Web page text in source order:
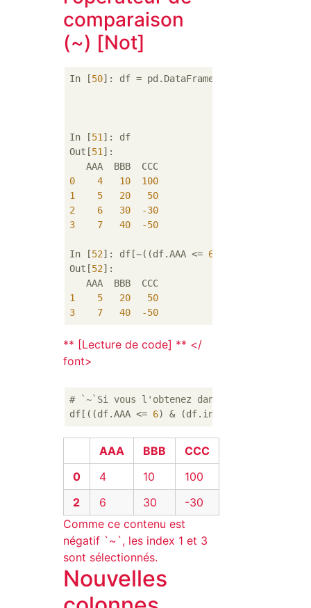
comparaison
(~) [Not]
In [50]: df = pd.DataFrame({
In [51 ]: df
Out[51 ]:
0
4 10
100
1
5 20
50
2
6 30
-30
3
7 40 -50
In [52]: df[~((df.AAA <= 6
Out[52]:
1
5 20
50
3
7 40 -50
** [Lecture de code] ** </
font>
# `~`Si vous l'obtenez dans la condition
df[((df.AAA <= 6) & (df.index.isin([
AAA BBB
CCC
0
4 10
100
2
6 30
-30
Comme ce contenu est
négatif `~`, les index 1 et 3
sont sélectionnés.
Nouvelles